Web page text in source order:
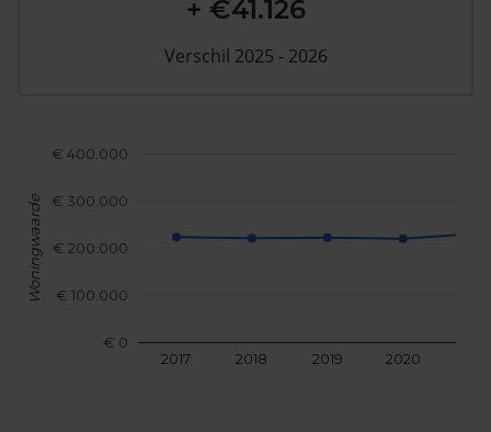
2017 2018 2019 2020
€ 0
€ 100.000
€ 200.000
€ 300.000
€ 400.000
Woningwaarde
+ €41.126
Verschil 2025 - 2026